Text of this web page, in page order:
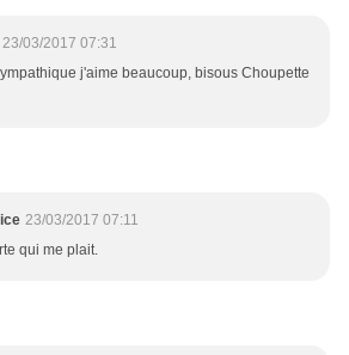
23/03/2017 07:31
j'aime beaucoup, bisous Choupette
23/03/2017 07:11
qui me plait.